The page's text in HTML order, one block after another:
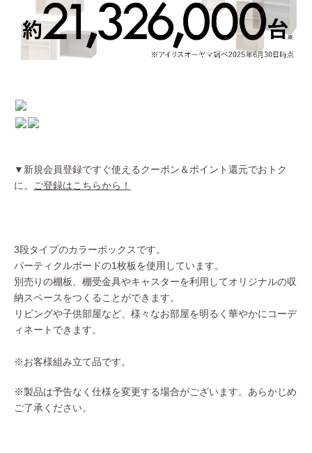
▼新規会員登録ですぐ使えるクーポン＆ポイント還元でおトク
に。
ご登録はこちらから！
3段タイプのカラーボックスです。
パーティクルボードの1枚板を使用しています。
別売りの棚板、棚受金具やキャスターを利用してオリジナルの収
納スペースをつくることができます。
リビングや子供部屋など、様々なお部屋を明るく華やかにコーデ
ィネートできます。
※お客様組み立て品です。
※製品は予告なく仕様を変更する場合がございます。あらかじめ
ご了承ください。